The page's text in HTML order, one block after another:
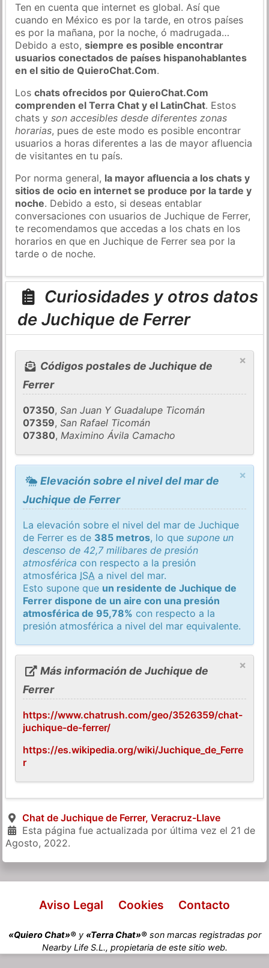
Ten en cuenta que internet es global. Así que
cuando en México es por la tarde, en otros países
es por la mañana, por la noche, ó madrugada…
Debido a esto,siempre es posible encontrar
usuarios conectados de países hispanohablantes
en el sitio de QuieroChat.Com.
Loschats ofrecidos por QuieroChat.Com
comprenden el Terra Chat y el LatinChat. Estos
chats yson accesibles desde diferentes zonas
horarias, pues de este modo es posible encontrar
usuarios a horas diferentes a las de mayor afluencia
de visitantes en tu país.
Por norma general, la mayor afluencia a los chats y
sitios de ocio en internet se produce por la tarde y
noche. Debido a esto, si deseas entablar
conversaciones con usuarios de Juchique de Ferrer,
te recomendamos que accedas a los chats en los
horarios en que en Juchique de Ferrer sea por la
tarde o de noche.
Curiosidades y otros datos
de Juchique de Ferrer
×
Códigos postales de Juchique de
Ferrer
07350,San Juan Y Guadalupe Ticomán
07359,San Rafael Ticomán
07380,Maximino Ávila Camacho
×
Elevación sobre el nivel del mar de
Juchique de Ferrer
La elevación sobre el nivel del mar de Juchique
de Ferrer es de 385 metros, lo quesupone un
descenso de 42,7 milibares de presión
atmosférica con respecto a la presión
atmosférica ISA a nivel del mar.
Esto supone que un residente de Juchique de
Ferrer dispone de un aire con una presión
atmosférica de 95,78% con respecto a la
presión atmosférica a nivel del mar equivalente.
×
Más información de Juchique de
Ferrer
https://www.chatrush.com/geo/3526359/chat-
juchique-de-ferrer/
https://es.wikipedia.org/wiki/Juchique_de_Ferre
r
Chat de Juchique de Ferrer, Veracruz-Llave
Esta página fue actualizada por última vez el 21 de
Agosto, 2022.
Aviso Legal Cookies Contacto
«Quiero Chat»®y «Terra Chat»®son marcas registradas por
Nearby Life S.L., propietaria de este sitio web.